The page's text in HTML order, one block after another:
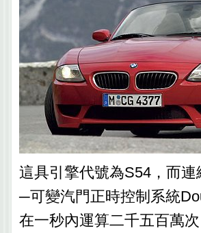
這具引擎代號為S54，而
─可變汽門正時控制系統
在一秒內運算二千五百萬